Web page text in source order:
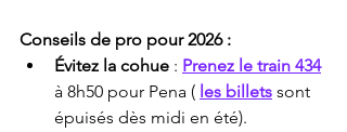
Conseils de pro pour 2026 :
Évitez la cohue : Prenez le train 434
à 8h50 pour Pena ( les billets sont
épuisés dès midi en été).